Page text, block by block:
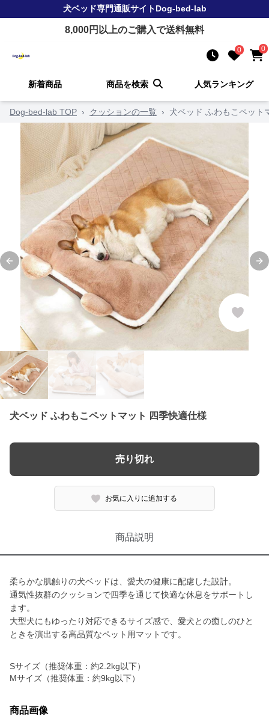
犬ベッド専門通販サイトDog-bed-lab
8,000円以上のご購入で送料無料
0 0
新着商品 商品を検索 人気ランキング
Dog-bed-lab TOP › クッションの一覧 › 犬ベッド ふわもこペット
Previous slide
犬ベッド ふわもこペットマット 四季快適仕様
売り切れ
お気に入りに追加する
商品説明
柔らかな肌触りの犬ベッドは、愛犬の健康に配慮した設計。
通気性抜群のクッションで四季を通じて快適な休息をサポートし
ます。
大型犬にもゆったり対応できるサイズ感で、愛犬との癒しのひと
ときを演出する高品質なペット用マットです。
Sサイズ（推奨体重：約2.2kg以下）
Mサイズ（推奨体重：約9kg以下）
商品画像